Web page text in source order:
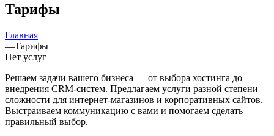
Тарифы
Главная
—Тарифы
Нет услуг
Решаем задачи вашего бизнеса — от выбора хостинга до
внедрения CRM-систем. Предлагаем услуги разной степени
сложности для интернет-магазинов и корпоративных сайтов.
Выстраиваем коммуникацию с вами и помогаем сделать
правильный выбор.